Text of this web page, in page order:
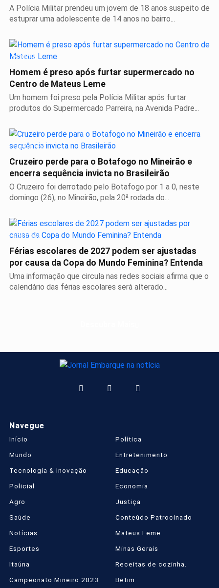
A Polícia Militar prendeu um jovem de 18 anos suspeito de
estuprar uma adolescente de 14 anos no bairro...
POLICIAL
Homem é preso após furtar supermercado no
Centro de Mateus Leme
Um homem foi preso pela Polícia Militar após furtar
produtos do Supermercado Parreira, na Avenida Padre...
ESPORTES
Cruzeiro perde para o Botafogo no Mineirão e
encerra sequência invicta no Brasileirão
O Cruzeiro foi derrotado pelo Botafogo por 1 a 0, neste
domingo (26), no Mineirão, pela 20ª rodada do...
NOTÍCIAS
Férias escolares de 2027 podem ser ajustadas
por causa da Copa do Mundo Feminina? Entenda
Uma informação que circula nas redes sociais afirma que o
calendário das férias escolares será alterado...
Navegue
Início
Política
Mundo
Entretenimento
Tecnologia & Inovação
Educação
Policial
Economia
Agro
Justiça
Saúde
Conteúdo Patrocinado
Notícias
Mateus Leme
Esportes
Minas Gerais
Itaúna
Receitas de cozinha.
Campeonato Mineiro 2023
Betim